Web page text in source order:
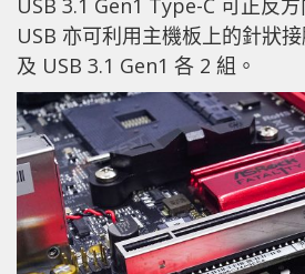
USB 亦可利用主機板上的針狀
及 USB 3.1 Gen1 各 2 組。